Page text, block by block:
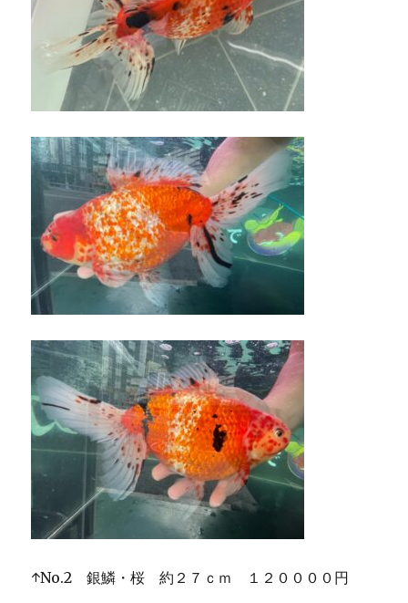
↑No.2 銀鱗・桜 約２７ｃｍ １２００００円